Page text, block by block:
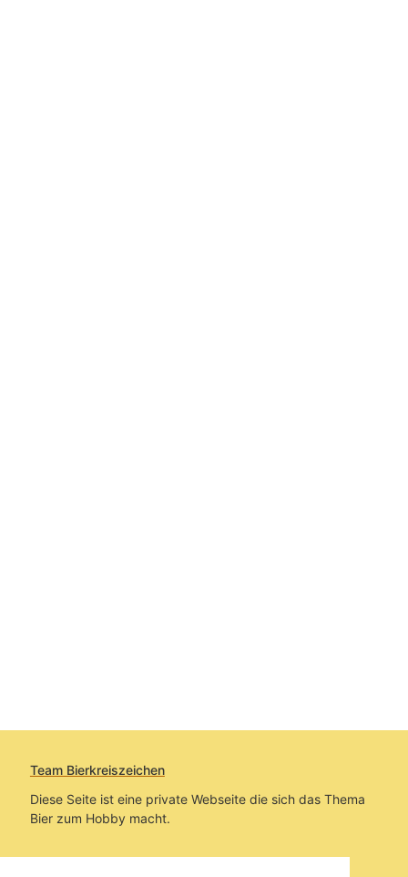
Team Bierkreiszeichen
Diese Seite ist eine private Webseite die sich das Thema
Bier zum Hobby macht.